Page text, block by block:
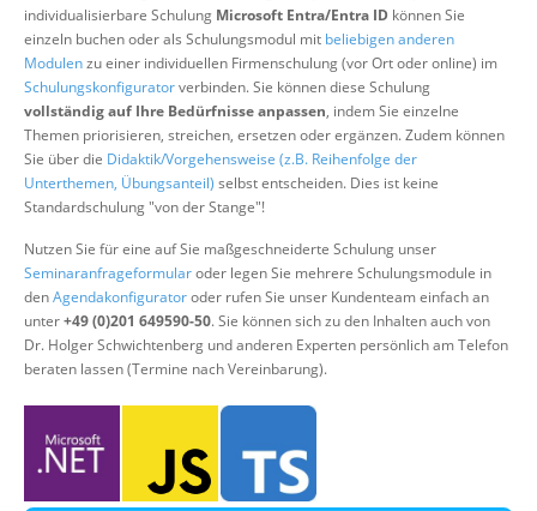
Suche
individualisierbare Schulung Microsoft Entra/Entra ID können Sie
einzeln buchen oder als Schulungsmodul mit beliebigen anderen
Modulenzu einer individuellen Firmenschulung (vor Ort oder online) im
Schulungskonfiguratorverbinden. Sie können diese Schulung
vollständig auf Ihre Bedürfnisse anpassen, indem Sie einzelne
Themen priorisieren, streichen, ersetzen oder ergänzen. Zudem können
Sie über die Didaktik/Vorgehensweise (z.B. Reihenfolge der
Unterthemen, Übungsanteil) selbst entscheiden. Dies ist keine
Standardschulung "von der Stange"!
Nutzen Sie für eine auf Sie maßgeschneiderte Schulung unser
Seminaranfrageformularoder legen Sie mehrere Schulungsmodule in
denAgendakonfiguratoroder rufen Sie unser Kundenteam einfach an
unter+49 (0)201 649590-50. Sie können sich zu den Inhalten auch von
Dr. Holger Schwichtenberg und anderen Experten persönlich am Telefon
beraten lassen (Termine nach Vereinbarung).